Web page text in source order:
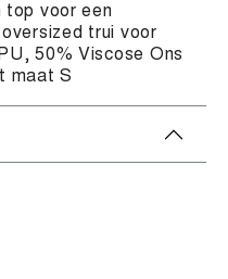
top voor een
trui voor
50% Viscose Ons
maat S